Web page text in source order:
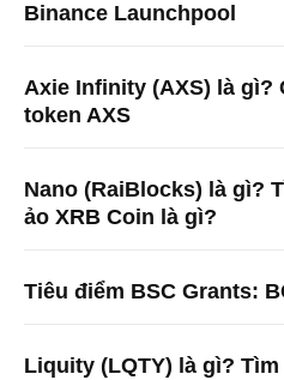
Binance Launchpool
Axie Infinity (AXS) là gì?
token AXS
Nano (RaiBlocks) là gì?
ảo XRB Coin là gì?
Tiêu điểm BSC Grants:
Liquity (LQTY) là gì?